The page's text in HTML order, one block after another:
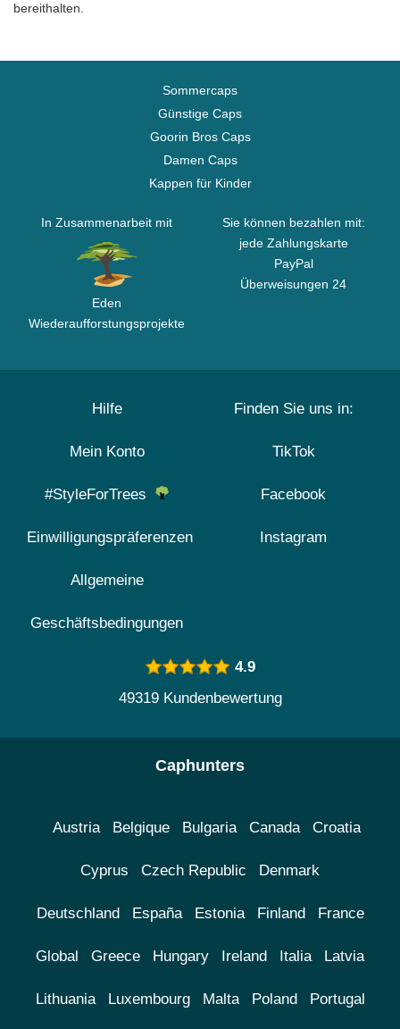
bereithalten.
Sommercaps
Günstige Caps
Goorin Bros Caps
Damen Caps
Kappen für Kinder
In Zusammenarbeit mit
Eden
Wiederaufforstungsprojekte
Sie können bezahlen mit:
jede Zahlungskarte
PayPal
Überweisungen 24
Hilfe
Mein Konto
#StyleForTrees
Einwilligungspräferenzen
Allgemeine
Geschäftsbedingungen
Finden Sie uns in:
TikTok
Facebook
Instagram
4.9
49319 Kundenbewertung
Caphunters
Austria Belgique Bulgaria Canada Croatia
Cyprus Czech Republic Denmark
Deutschland España Estonia Finland France
Global Greece Hungary Ireland Italia Latvia
Lithuania Luxembourg Malta Poland Portugal